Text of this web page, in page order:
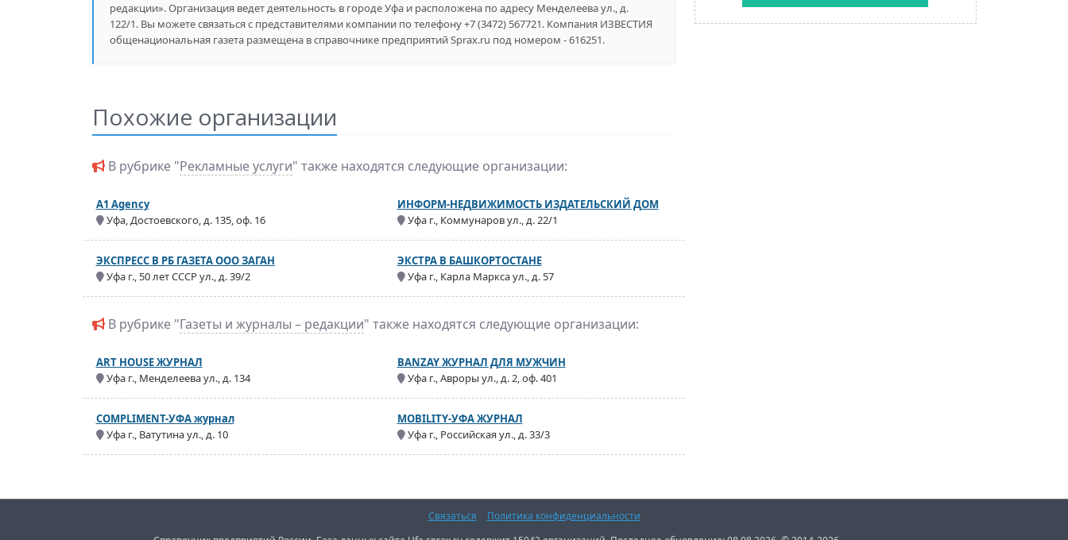
редакции». Организация ведет деятельность в городе Уфа и расположена по адресу Менделеева ул., д.
122/1. Вы можете связаться с представителями компании по телефону +7 (3472) 567721. Компания ИЗВЕСТИЯ
общенациональная газета размещена в справочнике предприятий Sprax.ru под номером - 616251.
Похожие организации
В рубрике "Рекламные услуги" также находятся следующие организации:
A1 Agency
Уфа, Достоевского, д. 135, оф. 16
ИНФОРМ-НЕДВИЖИМОСТЬ ИЗДАТЕЛЬСКИЙ ДОМ
Уфа г., Коммунаров ул., д. 22/1
ЭКСПРЕСС В РБ ГАЗЕТА ООО ЗАГАН
Уфа г., 50 лет СССР ул., д. 39/2
ЭКСТРА В БАШКОРТОСТАНЕ
Уфа г., Карла Маркса ул., д. 57
В рубрике "Газеты и журналы – редакции" также находятся следующие организации:
ART HOUSE ЖУРНАЛ
Уфа г., Менделеева ул., д. 134
BANZAY ЖУРНАЛ ДЛЯ МУЖЧИН
Уфа г., Авроры ул., д. 2, оф. 401
COMPLIMENT-УФА журнал
Уфа г., Ватутина ул., д. 10
MOBILITY-УФА ЖУРНАЛ
Уфа г., Российская ул., д. 33/3
Связаться
Политика конфиденциальности